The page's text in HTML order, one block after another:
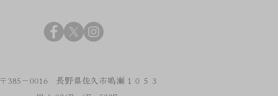
〒385－0016 長野県佐久市鳴瀬１０５３